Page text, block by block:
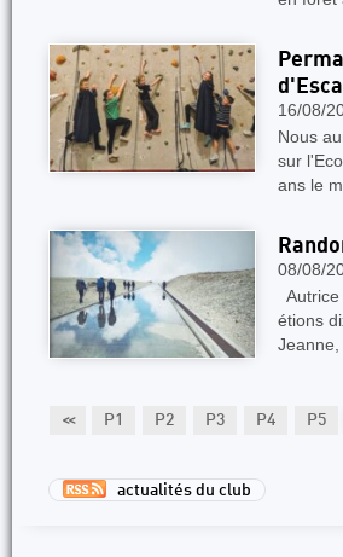
16/08/
Nous
sur
ans le
08/08/
étions
Jeanne,
<< P1 P2 P3 P4 P5
actualités du club